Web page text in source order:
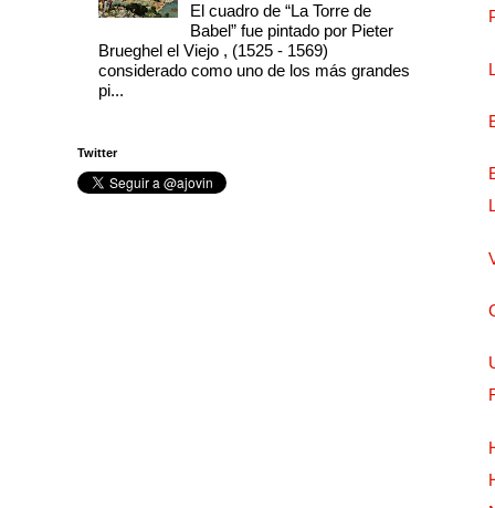
El cuadro de “La Torre de
Babel” fue pintado por Pieter
Brueghel el Viejo , (1525 - 1569)
considerado como uno de los más grandes
pi...
Twitter